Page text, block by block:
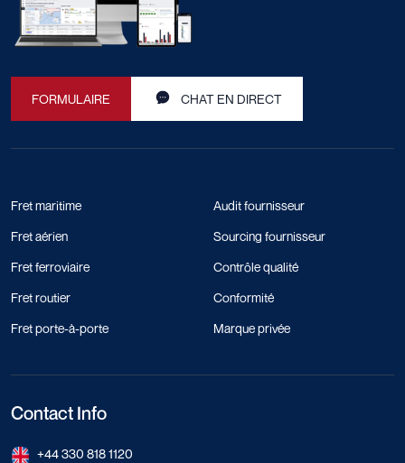
FORMULAIRE CHAT EN DIRECT
Fret maritime
Fret aérien
Fret ferroviaire
Fret routier
Fret porte-à-porte
Audit fournisseur
Sourcing fournisseur
Contrôle qualité
Conformité
Marque privée
Contact Info
+44 330 818 1120